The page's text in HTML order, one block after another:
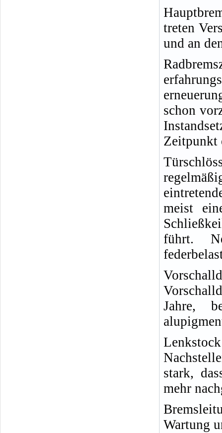
treten
und an
schon
Zeitpunkt
meist
führt.
Jahre,
stark,
mehr
Wartung